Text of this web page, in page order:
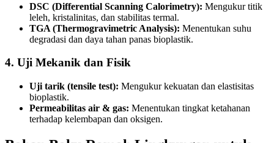
DSC (Differential Scanning Calorimetry): Mengukur titik
leleh, kristalinitas, dan stabilitas termal.
TGA (Thermogravimetric Analysis): Menentukan suhu
degradasi dan daya tahan panas bioplastik.
4. Uji Mekanik dan Fisik
Uji tarik (tensile test): Mengukur kekuatan dan elastisitas
bioplastik.
Permeabilitas air & gas: Menentukan tingkat ketahanan
terhadap kelembapan dan oksigen.